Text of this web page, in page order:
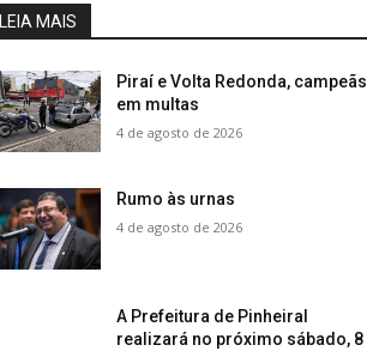
LEIA MAIS
Piraí e Volta Redonda, campeãs
em multas
4 de agosto de 2026
Rumo às urnas
4 de agosto de 2026
A Prefeitura de Pinheiral
realizará no próximo sábado, 8